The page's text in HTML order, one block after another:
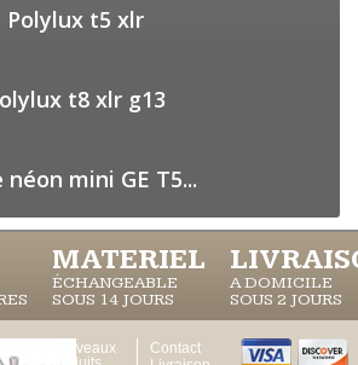
Polylux t5 xlr
t8 xlr g13
néon mini GE T5...
MATERIEL
ÉCHANGEABLE
SOUS 14 JOURS
A DOMICILE
SOUS 2 JOURS
Nouveaux
Contact